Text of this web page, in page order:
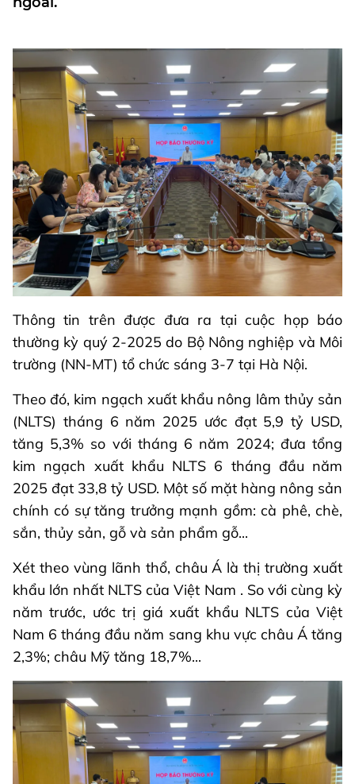
Thông tin trên được đưa ra tại cuộc họp báo
thường kỳ quý 2-2025 do Bộ Nông nghiệp và Môi
trường (NN-MT) tổ chức sáng 3-7 tại Hà Nội.
Theo đó, kim ngạch xuất khẩu nông lâm thủy sản
(NLTS) tháng 6 năm 2025 ước đạt 5,9 tỷ USD,
tăng 5,3% so với tháng 6 năm 2024; đưa tổng
kim ngạch xuất khẩu NLTS 6 tháng đầu năm
2025 đạt 33,8 tỷ USD. Một số mặt hàng nông sản
chính có sự tăng trưởng mạnh gồm: cà phê, chè,
sắn, thủy sản, gỗ và sản phẩm gỗ...
Xét theo vùng lãnh thổ, châu Á là thị trường xuất
khẩu lớn nhất NLTS của Việt Nam . So với cùng kỳ
năm trước, ước trị giá xuất khẩu NLTS của Việt
Nam 6 tháng đầu năm sang khu vực châu Á tăng
2,3%; châu Mỹ tăng 18,7%...